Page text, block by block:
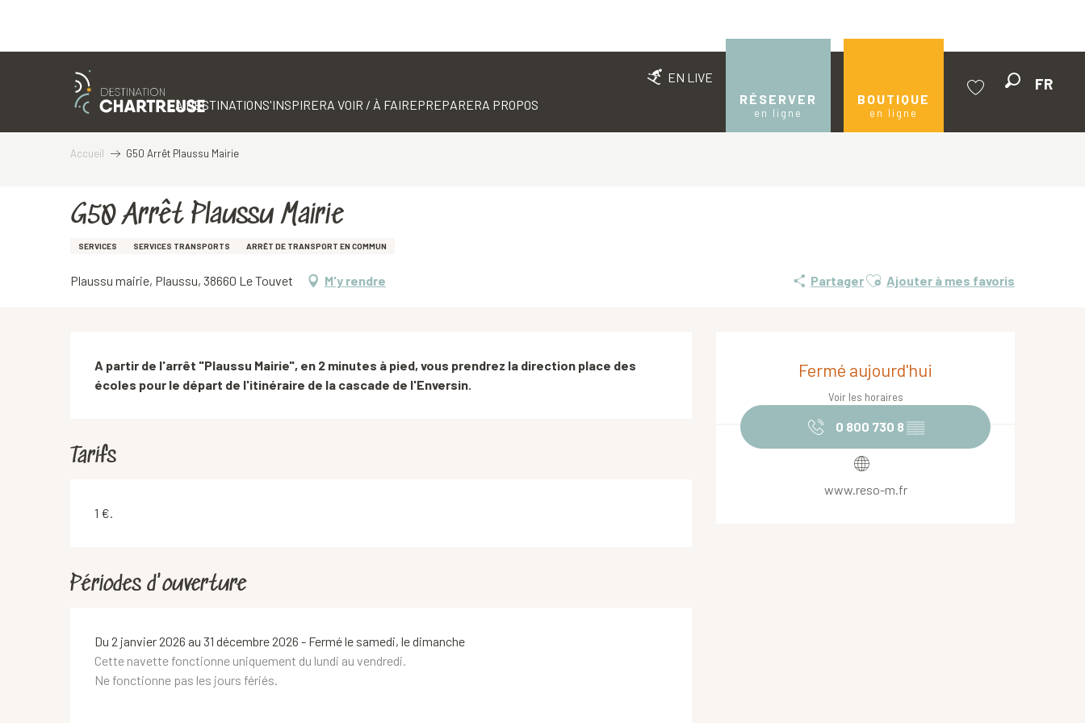
EN LIVE
RÉSERVER
en ligne
BOUTIQUE
en ligne
FR
LA DESTINATIONS'INSPIRERA VOIR / À FAIREPREPARERA PROPOS
Accueil G50 Arrêt Plaussu Mairie
G50 Arrêt Plaussu Mairie
SERVICES SERVICES TRANSPORTS ARRÊT DE TRANSPORT EN COMMUN
Plaussu mairie, Plaussu, 38660 Le Touvet M'y rendre PartagerAjouter aux favoris
Ajouter à mes favoris
Ouverture et coordonnées
Fermé aujourd'hui
Voir les horaires
0 800 730 8 ▒▒
www.reso-m.fr
Description
A partir de l'arrêt "Plaussu Mairie", en 2 minutes à pied, vous prendrez la direction place des
écoles pour le départ de l'itinéraire de la cascade de l'Enversin.
Tarifs
1 €.
Périodes d'ouverture
Du 2 janvier 2026 au 31 décembre 2026 - Fermé le samedi, le dimanche
Cette navette fonctionne uniquement du lundi au vendredi.
Ne fonctionne pas les jours fériés.